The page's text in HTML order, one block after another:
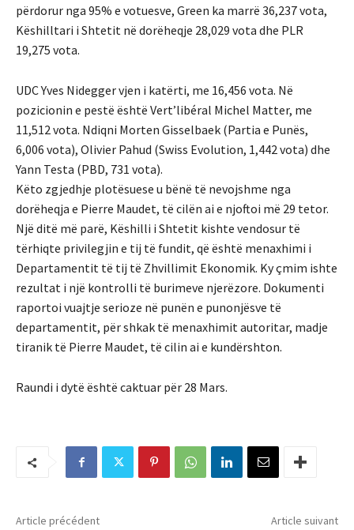
përdorur nga 95% e votuesve, Green ka marrë 36,237 vota,
Këshilltari i Shtetit në dorëheqje 28,029 vota dhe PLR ​​
19,275 vota.
UDC Yves Nidegger vjen i katërti, me 16,456 vota. Në
pozicionin e pestë është Vert’libéral Michel Matter, me
11,512 vota. Ndiqni Morten Gisselbaek (Partia e Punës,
6,006 vota), Olivier Pahud (Swiss Evolution, 1,442 vota) dhe
Yann Testa (PBD, 731 vota).
Këto zgjedhje plotësuese u bënë të nevojshme nga
dorëheqja e Pierre Maudet, të cilën ai e njoftoi më 29 tetor.
Një ditë më parë, Këshilli i Shtetit kishte vendosur të
tërhiqte privilegjin e tij të fundit, që është menaxhimi i
Departamentit të tij të Zhvillimit Ekonomik. Ky çmim ishte
rezultat i një kontrolli të burimeve njerëzore. Dokumenti
raportoi vuajtje serioze në punën e punonjësve të
departamentit, për shkak të menaxhimit autoritar, madje
tiranik të Pierre Maudet, të cilin ai e kundërshton.
Raundi i dytë është caktuar për 28 Mars.
Article précédent Article suivant